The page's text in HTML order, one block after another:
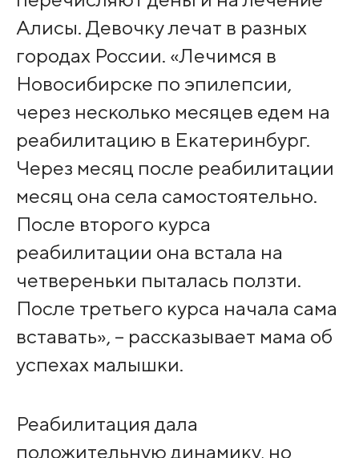
Алисы. Девочку лечат в разных
городах России. «Лечимся в
Новосибирске по эпилепсии,
через несколько месяцев едем на
реабилитацию в Екатеринбург.
Через месяц после реабилитации
месяц она села самостоятельно.
После второго курса
реабилитации она встала на
четвереньки пыталась ползти.
После третьего курса начала сама
вставать», – рассказывает мама об
успехах малышки.
Реабилитация дала
положительную динамику, но